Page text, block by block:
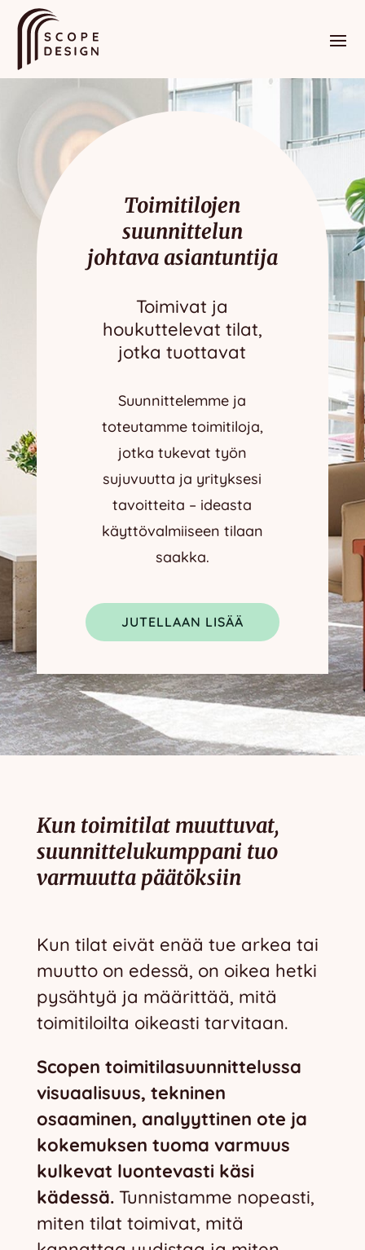
Toimitilojen
suunnittelun
johtava asiantuntija
Toimivat ja
houkuttelevat tilat,
jotka tuottavat
Suunnittelemme ja
toteutamme toimitiloja,
jotka tukevat työn
sujuvuutta ja yrityksesi
tavoitteita – ideasta
käyttövalmiiseen tilaan
saakka.
JUTELLAAN LISÄÄ
Kun toimitilat muuttuvat,
suunnittelukumppani tuo
varmuutta päätöksiin
Kun tilat eivät enää tue arkea tai
muutto on edessä, on oikea hetki
pysähtyä ja määrittää, mitä
toimitiloilta oikeasti tarvitaan.
Scopen toimitilasuunnittelussa
visuaalisuus, tekninen
osaaminen, analyyttinen ote ja
kokemuksen tuoma varmuus
kulkevat luontevasti käsi
kädessä. Tunnistamme nopeasti,
miten tilat toimivat, mitä